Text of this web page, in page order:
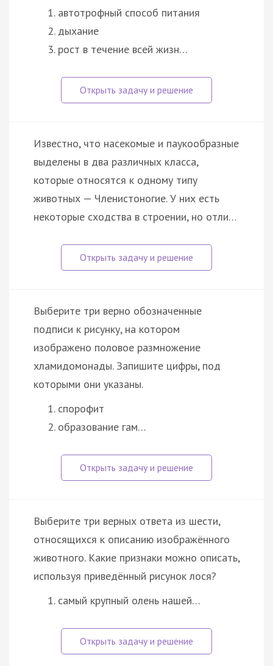
автотрофный способ питания
дыхание
рост в течение всей жизн…
Известно, что насекомые и паукообразные
выделены в два различных класса,
которые относятся к одному типу
животных — Членистоногие. У них есть
некоторые сходства в строении, но отли…
Выберите три верно обозначенные
подписи к рисунку, на котором
изображено половое размножение
хламидомонады. Запишите цифры, под
которыми они указаны.
спорофит
образование гам…
Выберите три верных ответа из шести,
относящихся к описанию изображённого
животного. Какие признаки можно описать,
используя приведённый рисунок лося?
самый крупный олень нашей…